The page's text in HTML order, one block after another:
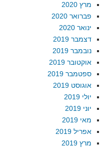
מרץ 2020
פברואר 2020
ינואר 2020
דצמבר 2019
נובמבר 2019
אוקטובר 2019
ספטמבר 2019
אוגוסט 2019
יולי 2019
יוני 2019
מאי 2019
אפריל 2019
מרץ 2019